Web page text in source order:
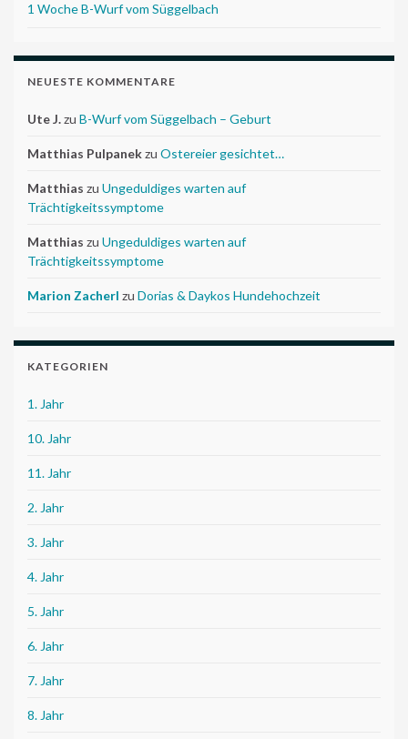
1 Woche B-Wurf vom Süggelbach
NEUESTE KOMMENTARE
Ute J.zu B-Wurf vom Süggelbach – Geburt
Matthias Pulpanekzu Ostereier gesichtet…
Matthias zu Ungeduldiges warten auf
Trächtigkeitssymptome
Matthias zu Ungeduldiges warten auf
Trächtigkeitssymptome
Marion Zacherl zu Dorias & Daykos Hundehochzeit
KATEGORIEN
1. Jahr
10. Jahr
11. Jahr
2. Jahr
3. Jahr
4. Jahr
5. Jahr
6. Jahr
7. Jahr
8. Jahr